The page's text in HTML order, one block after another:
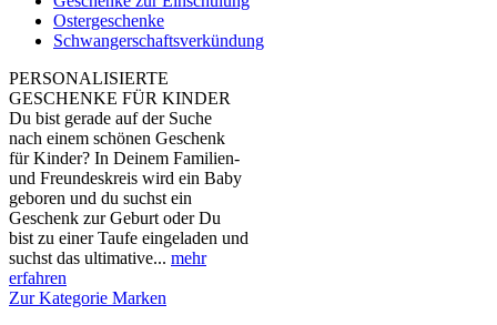
Ostergeschenke
Schwangerschaftsverkündung
PERSONALISIERTE
GESCHENKE FÜR KINDER
Du bist gerade auf der Suche
nach einem schönen Geschenk
für Kinder? In Deinem Familien-
und Freundeskreis wird ein Baby
geboren und du suchst ein
Geschenk zur Geburt oder Du
bist zu einer Taufe eingeladen und
suchst das ultimative... mehr
erfahren
Zur Kategorie Marken